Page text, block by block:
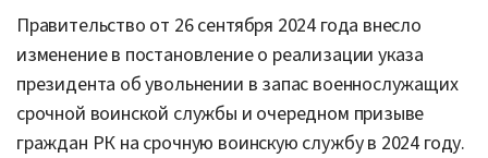
Правительство от 26 сентября 2024 года внесло
изменение в постановление о реализации указа
президента об увольнении в запас военнослужащих
срочной воинской службы и очередном призыве
граждан РК на срочную воинскую службу в 2024 году.